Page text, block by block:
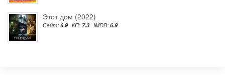
Этот дом (2022)
Сайт: 6.9 КП: 7.3 IMDB: 6.9